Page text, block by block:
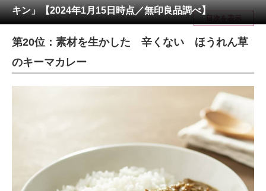
メディア
注目記事を集めた総合ページ
ビジネスと働き方のヒント
AI活用のいまが分かる
キン」【2024年1月15日時点／無印良品調べ】
目次を表示
第20位：素材を生かした 辛くない ほうれん草
のキーマカレー